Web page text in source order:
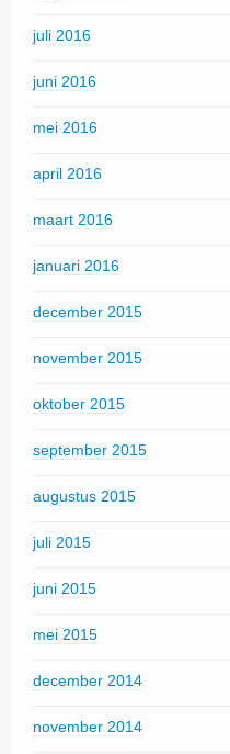
juli 2016
juni 2016
mei 2016
april 2016
maart 2016
januari 2016
december 2015
november 2015
oktober 2015
september 2015
augustus 2015
juli 2015
juni 2015
mei 2015
december 2014
november 2014